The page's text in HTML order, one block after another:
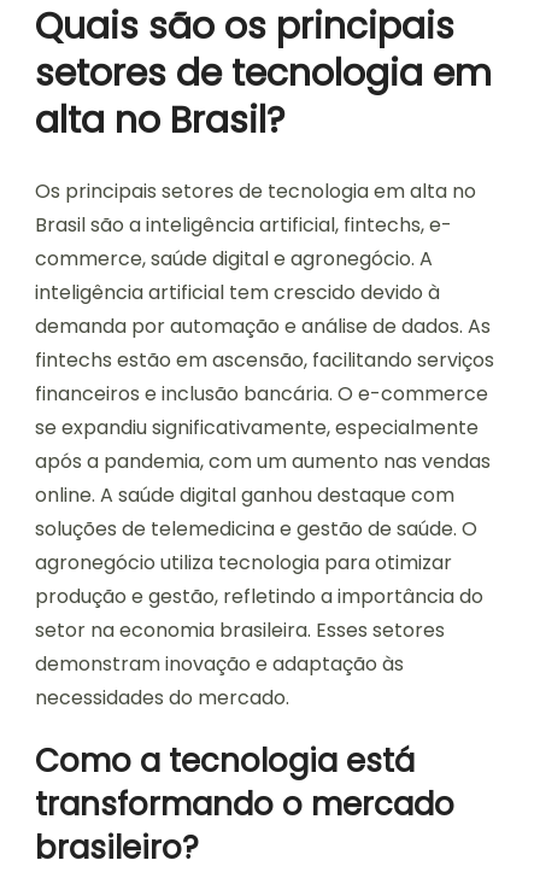
Quais são os principais
setores de tecnologia em
alta no Brasil?
Os principais setores de tecnologia em alta no
Brasil são a inteligência artificial, fintechs, e-
commerce, saúde digital e agronegócio. A
inteligência artificial tem crescido devido à
demanda por automação e análise de dados. As
fintechs estão em ascensão, facilitando serviços
financeiros e inclusão bancária. O e-commerce
se expandiu significativamente, especialmente
após a pandemia, com um aumento nas vendas
online. A saúde digital ganhou destaque com
soluções de telemedicina e gestão de saúde. O
agronegócio utiliza tecnologia para otimizar
produção e gestão, refletindo a importância do
setor na economia brasileira. Esses setores
demonstram inovação e adaptação às
necessidades do mercado.
Como a tecnologia está
transformando o mercado
brasileiro?